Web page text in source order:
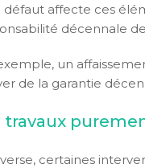
défaut affecte ces
décennale
un
de la garantie
travaux
certaines